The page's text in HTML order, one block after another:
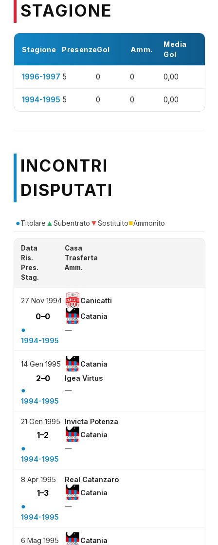
STAGIONE
Stagione PresenzeGol Amm.
Media
Gol
1996-1997 5 0 0 0,00
1994-1995 5 0 0 0,00
INCONTRI
DISPUTATI
●Titolare ▲Subentrato ▼Sostituito■Ammonito
Data
Casa
Ris.
Trasferta
Pres.
Amm.
Stag.
27 Nov 1994 Canicatti
0–0 Catania
●
—
1994-1995
14 Gen 1995 Catania
2–0 Igea Virtus
●
—
1994-1995
21 Gen 1995 Invicta Potenza
1–2 Catania
●
—
1994-1995
8 Apr 1995 Real Catanzaro
1–3 Catania
●
—
1994-1995
6 Mag 1995 Catania